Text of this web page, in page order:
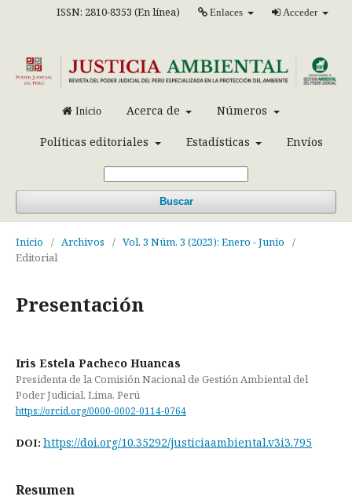
Inicio Acerca de Números
Políticas editoriales Estadísticas Envíos
Buscar
ISSN: 2810-8353 (En línea) Enlaces Acceder
Inicio / Archivos / Vol. 3 Núm. 3 (2023): Enero - Junio
/
Editorial
Presentación
Iris Estela Pacheco Huancas
Presidenta de la Comisión Nacional de Gestión Ambiental del
Poder Judicial, Lima, Perú
https://orcid.org/0000-0002-0114-0764
DOI: https://doi.org/10.35292/justiciaambiental.v3i3.795
Resumen